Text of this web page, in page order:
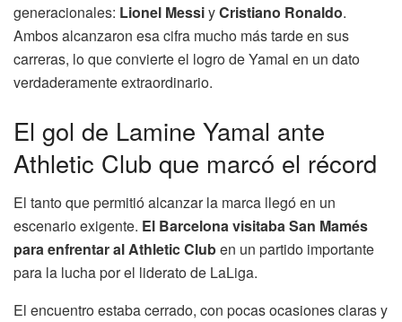
generacionales: Lionel MessiyCristiano Ronaldo.
Ambos alcanzaron esa cifra mucho más tarde en sus
carreras, lo que convierte el logro de Yamal en un dato
verdaderamente extraordinario.
El gol de Lamine Yamal ante
Athletic Club que marcó el récord
El tanto que permitió alcanzar la marca llegó en un
escenario exigente. El Barcelona visitaba San Mamés
para enfrentar al Athletic Cluben un partido importante
para la lucha por el liderato de LaLiga.
El encuentro estaba cerrado, con pocas ocasiones claras y